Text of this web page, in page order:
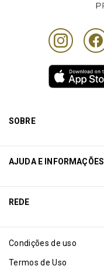
SOBRE
Excellence Awards
Blog
AJUDA E INFORMAÇÕES
REDE
Condições de uso
Termos de Uso